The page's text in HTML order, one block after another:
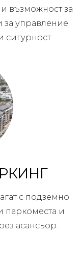
възможност за
за управление
сигурност.
с подземно
паркоместа и
асансьор.